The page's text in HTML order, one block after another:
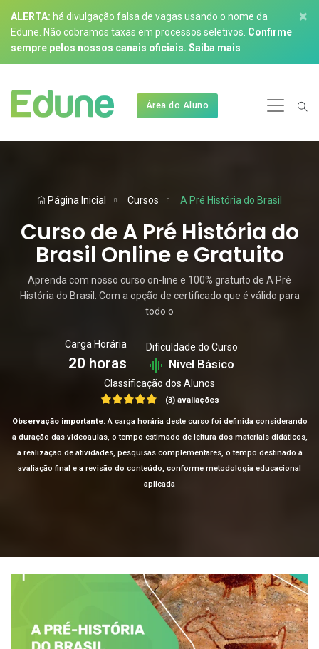
ALERTA: há divulgação falsa de vagas usando o nome da
Edune. Não cobramos taxas em processos seletivos. Confirme
sempre pelos nossos canais oficiais. Saiba mais
×
Área do Aluno
Página Inicial Cursos A Pré História do Brasil
Curso de A Pré História do
Brasil Online e Gratuito
Aprenda com nosso curso on-line e 100% gratuito de A Pré
História do Brasil. Com a opção de certificado que é válido para
todo o
Carga Horária
20 horas
Dificuldade do Curso
Nivel Básico
Classificação dos Alunos
(3) avaliações
Observação importante:A carga horária deste curso foi definida considerando
a duração das videoaulas, o tempo estimado de leitura dos materiais didáticos,
a realização de atividades, pesquisas complementares, o tempo destinado à
avaliação final e a revisão do conteúdo, conforme metodologia educacional
aplicada